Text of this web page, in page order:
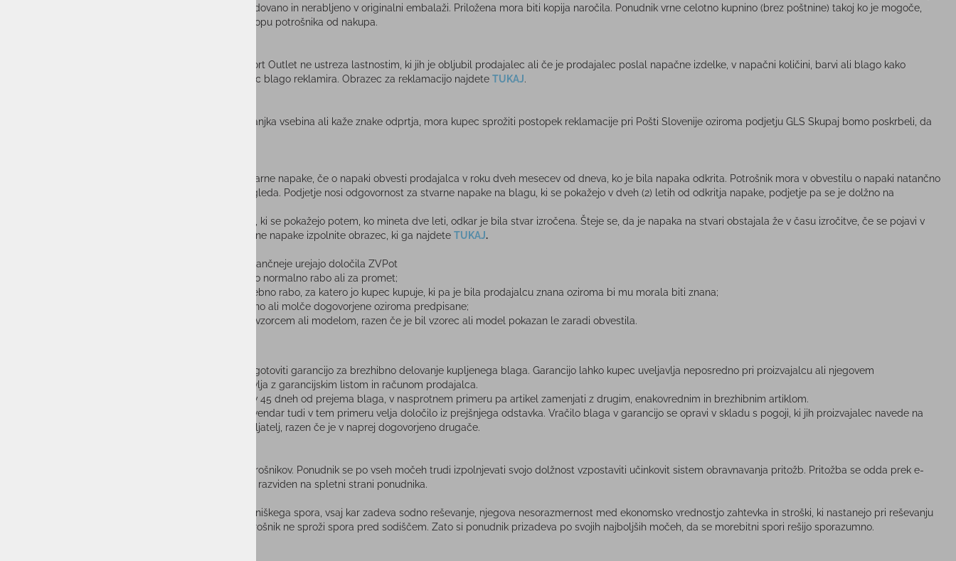
neposredne stroške vračila. Blago mora biti nepoškodovano in nerabljeno v originalni embalaži. Priložena mora biti kopija naročila. Ponudnik vrne celotno kupnino (brez poštnine) takoj ko je mogoče,
najkasneje pa v 14 dneh po prejemu sporočila o odstopu potrošnika od nakupa.
V primeru da kupljeno blago v spletni trgovini As Sport Outlet ne ustreza lastnostim, ki jih je obljubil prodajalec ali če je prodajalec poslal napačne izdelke, v napačni količini, barvi ali blago kako
drugače odstopa od kupčevega naročila, lahko kupec blago reklamira. Obrazec za reklamacijo najdete TUKAJ.
V primeru, da je paket fizično poškodovan, v njem manjka vsebina ali kaže znake odprtja, mora kupec sprožiti postopek reklamacije pri Pošti Slovenije oziroma podjetju GLS Skupaj bomo poskrbeli, da
Potrošnik lahko uveljavlja svoje pravice iz naslova stvarne napake, če o napaki obvesti prodajalca v roku dveh mesecev od dneva, ko je bila napaka odkrita. Potrošnik mora v obvestilu o napaki natančno
opisati napako in prodajalcu omogočiti, da stvar pregleda. Podjetje nosi odgovornost za stvarne napake na blagu, ki se pokažejo v dveh (2) letih od odkritja napake, podjetje pa se je dolžno na
Prodajalec ne odgovarja za stvarne napake na blagu, ki se pokažejo potem, ko mineta dve leti, odkar je bila stvar izročena. Šteje se, da je napaka na stvari obstajala že v času izročitve, če se pojavi v
roku šest mesecev od izročitve. Za uveljavljanje stvarne napake izpolnite obrazec, ki ga najdete TUKAJ.
Pravico do uveljavljanja stvarne napake na artiklu natančneje urejajo določila ZVPot
če blago nima lastnosti, ki so potrebne za njeno normalno rabo ali za promet;
če blago nima lastnosti, ki so potrebne za posebno rabo, za katero jo kupec kupuje, ki pa je bila prodajalcu znana oziroma bi mu morala biti znana;
če blago nima lastnosti in odlik, ki so bile izrecno ali molče dogovorjene oziroma predpisane;
če je prodajalec izročil blago, ki se ne ujema z vzorcem ali modelom, razen če je bil vzorec ali model pokazan le zaradi obvestila.
Proizvajalec je, v skladu z zakonom, dolžan kupcu zagotoviti garancijo za brezhibno delovanje kupljenega blaga. Garancijo lahko kupec uveljavlja neposredno pri proizvajalcu ali njegovem
pooblaščenem servisu. Garancijo lahko kupec uveljavlja z garancijskim listom in računom prodajalca.
Proizvajalec je dolžan garancijsko popravilo opraviti v 45 dneh od prejema blaga, v nasprotnem primeru pa artikel zamenjati z drugim, enakovrednim in brezhibnim artiklom.
Kupec lahko garancijo uveljavlja tudi pri prodajalcu, vendar tudi v tem primeru velja določilo iz prejšnjega odstavka. Vračilo blaga v garancijo se opravi v skladu s pogoji, ki jih proizvajalec navede na
garancijskem listu. Stroške pošiljanja vedno krije pošiljatelj, razen če je v naprej dogovorjeno drugače.
Ponudnik spoštuje veljavno zakonodajo o varstvu potrošnikov. Ponudnik se po vseh močeh trudi izpolnjevati svojo dolžnost vzpostaviti učinkovit sistem obravnavanja pritožb. Pritožba se odda prek e-
poštnega naslova ali pisno na naslov ponudnika, ki je razviden na spletni strani ponudnika.
Ponudnik se zaveda, da je bistvena značilnost potrošniškega spora, vsaj kar zadeva sodno reševanje, njegova nesorazmernost med ekonomsko vrednostjo zahtevka in stroški, ki nastanejo pri reševanju
samega spora. To je tudi glavna ovira, da kupec/potrošnik ne sproži spora pred sodiščem. Zato si ponudnik prizadeva po svojih najboljših močeh, da se morebitni spori rešijo sporazumno.